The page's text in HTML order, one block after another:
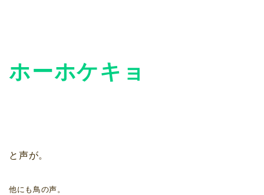
ホーホケキョ
と声が。
他にも鳥の声。